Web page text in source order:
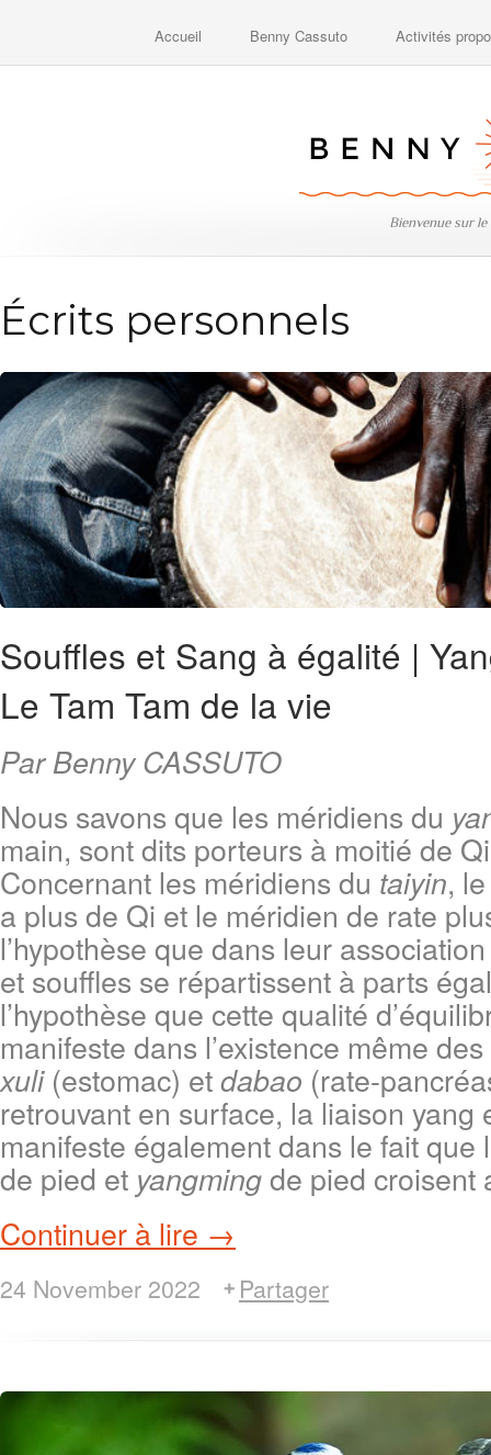
Accueil Benny Cassuto Activités
Bienvenue sur
Écrits personnels
Souffles et Sang à égalité |
Le Tam Tam de la vie
Par Benny CASSUTO
Nous savons que les méridiens du
main, sont dits porteurs à moitié de
Concernant les méridiens du taiyin,
a plus de Qi et le méridien de rate
l’hypothèse que dans leur
et souffles se répartissent à parts
l’hypothèse que cette qualité
manifeste dans l’existence même
xuli(estomac) etdabao (rate-
retrouvant en surface, la liaison yang
manifeste également dans le fait
de pied et yangmingde pied croisent
Continuer à lire →
24 November 2022 Partager